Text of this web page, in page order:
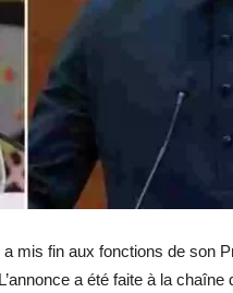
mis fin aux fonctions de son
a été faite à la chaîne